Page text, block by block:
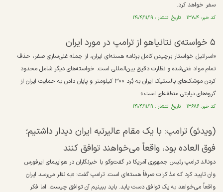
سفر خواهد کرد.
کد خبر: ۱۳۷۰۴ تاریخ انتشار : ۱۴۰۴/۱۱/۱۹
۵ خواسته‌ی نتانیاهو از ترامپ در مورد ایران
«اسرائیل خواستار برچیدن کامل برنامه هسته‌ای ایران، از جمله غنی‌سازی صفر، حذف
تمام مواد غنی‌شده و نظارت دقیق بین‌المللی است. خواسته‌های دیگر شامل محدود
کردن موشک‌های بالستیک ایران به بُرد ۳۰۰ کیلومتر و پایان دادن به حمایت ایران از
گروه‌های نیابتی منطقه‌ای است.»
کد خبر: ۱۳۶۸۶ تاریخ انتشار : ۱۴۰۴/۱۱/۱۹
(ویدئو) ترامپ: با یک مقام عالیرتبه ایران دیدار داشتیم؛
فوق العاده بود، واقعاً می‌خواهند توافق کنند
دونالد ترامپ رئیس جمهوری آمریکا در گفت‌وگو با خبرنگاران در هواپیمای ایرفورس
وان تایید کرد که مذاکرات صرفاً هسته‌ای است. ترامپ گفت: «به نظر می‌رسد ایران
واقعاً می‌خواهد به یک توافق دست یابد. باید ببینیم آن توافق چیست. اما فکر